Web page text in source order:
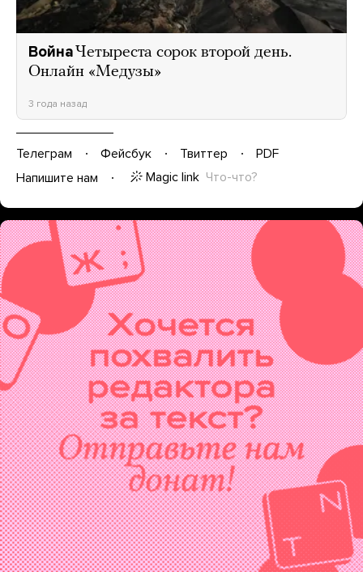
Война Четыреста сорок второй день.
Онлайн «Медузы»
3 года назад
Телеграм Фейсбук Твиттер
PDF
Напишите нам
Magic link Что-что?